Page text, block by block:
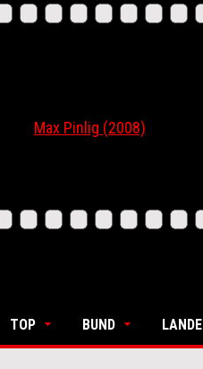
Max Pinlig (2008)
TOP BUND LANDE